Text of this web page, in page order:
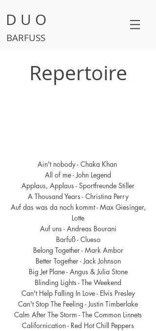
D U O
BARFUSS
Repertoire
Ain't nobody - Chaka Khan
All of me - John Legend
Applaus, Applaus - Sportfreunde Stiller
A Thousand Years - Christina Perry
Auf das was da noch kommt - Max Giesinger,
Lotte
Auf uns - Andreas Bourani
Barfuß - Clueso
Belong Together - Mark Ambor
Better Together - Jack Johnson
Big Jet Plane - Angus & Julia Stone
Blinding Lights - The Weekend
Can't Help Falling In Love - Elvis Presley
Can't Stop The Feeling - Justin Timberlake
Calm After The Storm - The Common Linnets
Californication - Red Hot Chill Peppers